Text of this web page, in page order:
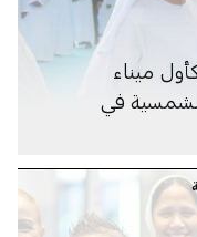
ميناء
في